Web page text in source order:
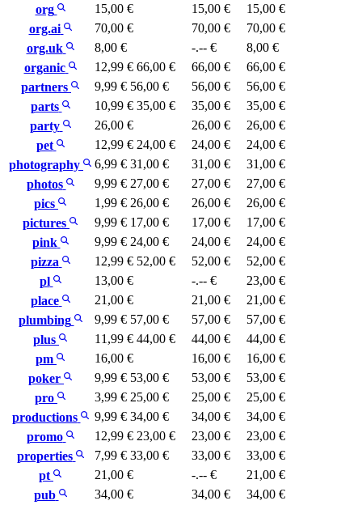
org
15,00 € 15,00 €
15,00 €
org.ai
70,00 € 70,00 €
70,00 €
org.uk
8,00 € -.-- €
8,00 €
organic
12,99 € 66,00 € 66,00 €
66,00 €
partners
9,99 € 56,00 € 56,00 €
56,00 €
parts
10,99 € 35,00 € 35,00 €
35,00 €
party
26,00 € 26,00 €
26,00 €
pet
12,99 € 24,00 € 24,00 €
24,00 €
photography
6,99 € 31,00 € 31,00 €
31,00 €
photos
9,99 € 27,00 € 27,00 €
27,00 €
pics
1,99 € 26,00 € 26,00 €
26,00 €
pictures
9,99 € 17,00 € 17,00 €
17,00 €
pink
9,99 € 24,00 € 24,00 €
24,00 €
pizza
12,99 € 52,00 € 52,00 €
52,00 €
pl
13,00 € -.-- €
23,00 €
place
21,00 € 21,00 €
21,00 €
plumbing
9,99 € 57,00 € 57,00 €
57,00 €
plus
11,99 € 44,00 € 44,00 €
44,00 €
pm
16,00 € 16,00 €
16,00 €
poker
9,99 € 53,00 € 53,00 €
53,00 €
pro
3,99 € 25,00 € 25,00 €
25,00 €
productions
9,99 € 34,00 € 34,00 €
34,00 €
promo
12,99 € 23,00 € 23,00 €
23,00 €
properties
7,99 € 33,00 € 33,00 €
33,00 €
pt
21,00 € -.-- €
21,00 €
pub
34,00 € 34,00 €
34,00 €